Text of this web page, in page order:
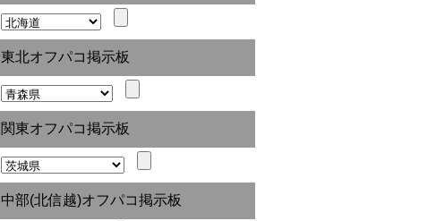
東北オフパコ掲示板
関東オフパコ掲示板
中部(北信越)オフパコ掲示板